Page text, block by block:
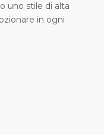
uno stile di alta
in ogni